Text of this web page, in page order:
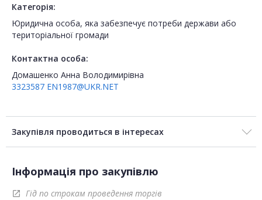
Категорія:
Юридична особа, яка забезпечує потреби держави або
територіальної громади
Контактна особа:
Домашенко Анна Володимирівна
3323587 EN1987@UKR.NET
Закупівля проводиться в інтересах
Інформація про закупівлю
open_in_new Гід по строкам проведення торгів